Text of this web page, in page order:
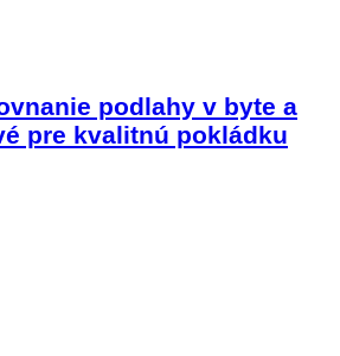
podlahy v byte a
pre kvalitnú pokládku